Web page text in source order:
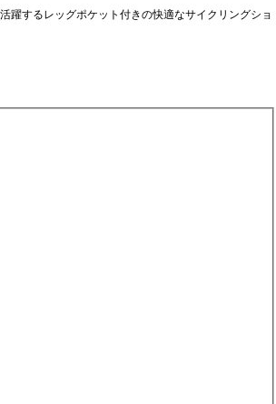
躍するレッグポケット付きの快適なサイクリングショ